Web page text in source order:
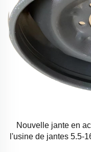
Nouvelle jante en
l'usine de jantes 5.5-